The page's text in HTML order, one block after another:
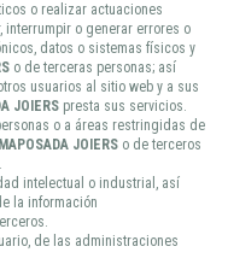
o realizar actuaciones
interrumpir o generar errores o
datos o sistemas físicos y
o de terceras personas; así
usuarios al sitio web y a sus
JOIERS presta sus servicios.
o a áreas restringidas de
JOIERS o de terceros
intelectual o industrial, así
la información
de las administraciones